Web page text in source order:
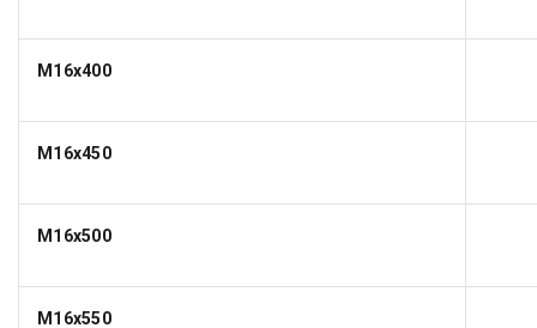
M16x400
M16x450
M16x500
M16x550